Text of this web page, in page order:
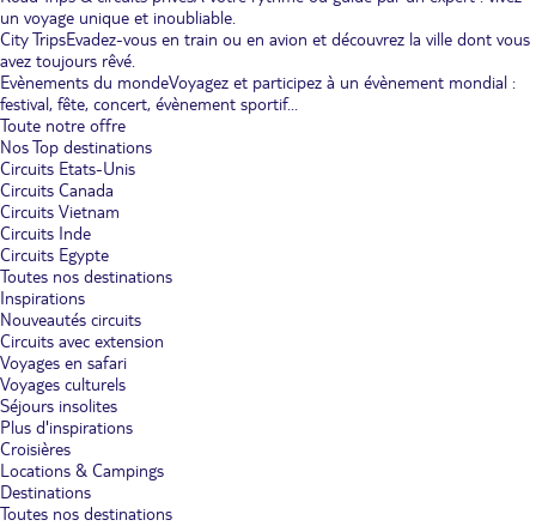
un voyage unique et inoubliable.
City TripsEvadez-vous en train ou en avion et découvrez la ville dont vous
avez toujours rêvé.
Evènements du mondeVoyagez et participez à un évènement mondial :
festival, fête, concert, évènement sportif...
Toute notre offre
Nos Top destinations
Circuits Etats-Unis
Circuits Canada
Circuits Vietnam
Circuits Inde
Circuits Egypte
Toutes nos destinations
Inspirations
Nouveautés circuits
Circuits avec extension
Voyages en safari
Voyages culturels
Séjours insolites
Plus d'inspirations
Croisières
Locations & Campings
Destinations
Toutes nos destinations